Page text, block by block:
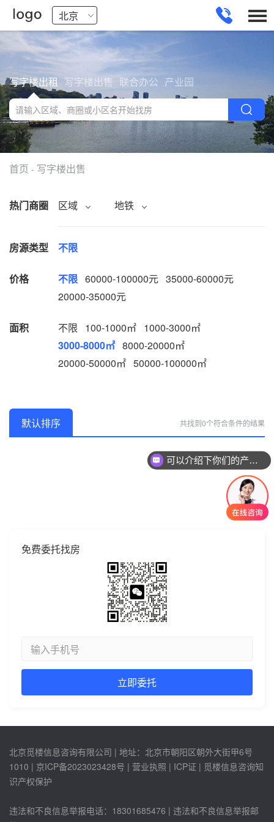
写字楼出租 写字楼出售 联合办公 产业园
首页 - 写字楼出售
热门商圈 区域 地铁
房源类型 不限
价格 不限 60000-100000元 35000-60000元
20000-35000元
面积 不限 100-1000㎡ 1000-3000㎡
3000-8000㎡ 8000-20000㎡
20000-50000㎡ 50000-100000㎡
默认排序 共找到0个符合条件的结果
免费委托找房
北京觅楼信息咨询有限公司 | 地址：北京市朝阳区朝外大街甲6号
1010 | 京ICP备2023023428号 | 营业执照 | ICP证 | 觅楼信息咨询知
识产权保护
违法和不良信息举报电话：18301685476 | 违法和不良信息举报邮
可以介绍下你们的产品么